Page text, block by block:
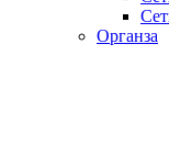
Органза